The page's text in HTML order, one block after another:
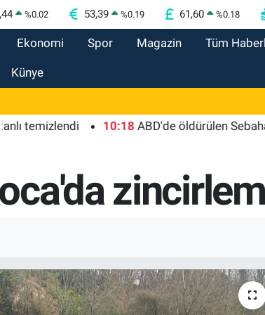
%0.02 53,39 %0.19 61,60 %0.18
Ekonomi Spor Magazin Tüm
Künye
10:18 ABD'de öldürülen Sebahattin